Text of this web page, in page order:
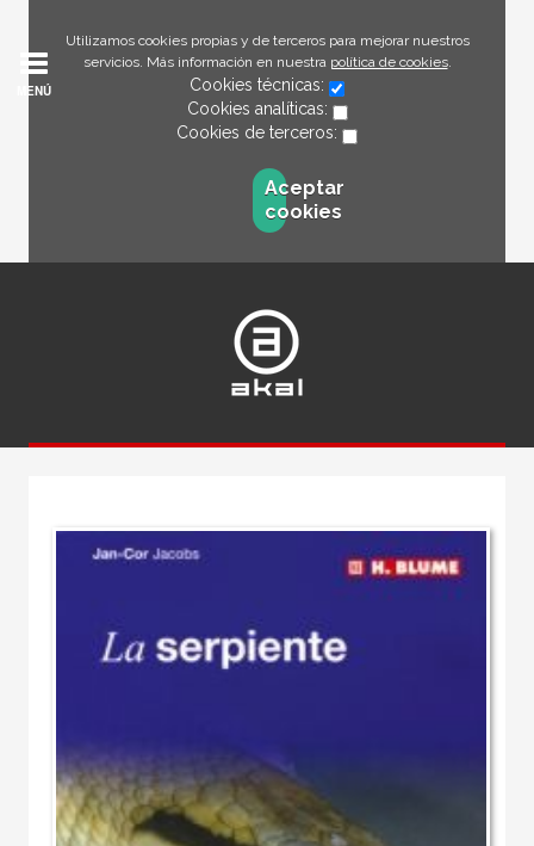
Utilizamos cookies propias y de terceros para mejorar nuestros
servicios. Más información en nuestra política de cookies.
Cookies técnicas:
Cookies analíticas:
Cookies de terceros:
Aceptar
cookies
MENÚ